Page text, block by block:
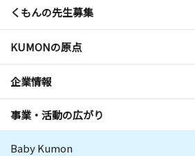
くもんの先生募集
KUMONの原点
企業情報
事業・活動の広がり
Baby Kumon